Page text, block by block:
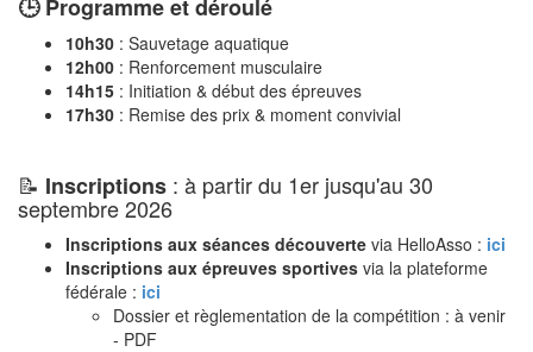
🕒 Programme et déroulé
10h30 : Sauvetage aquatique
12h00 : Renforcement musculaire
14h15 : Initiation & début des épreuves
17h30 : Remise des prix & moment convivial
📝 Inscriptions : à partir du 1er jusqu'au 30
septembre 2026
Inscriptions aux séances découverte via HelloAsso : ici
Inscriptions aux épreuves sportives via la plateforme
fédérale : ici
Dossier et règlementation de la compétition : à venir
- PDF